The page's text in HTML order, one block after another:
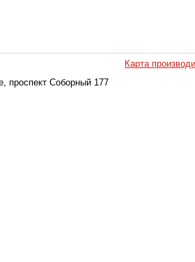
Карта
проспект Соборный 177